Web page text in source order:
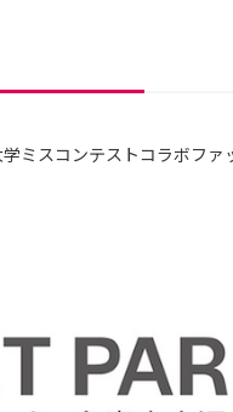
ミスコンテストコラボファ